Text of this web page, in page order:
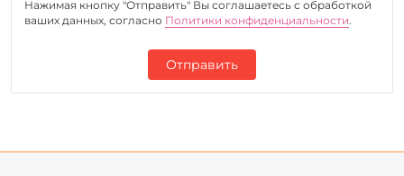
Нажимая кнопку "Отправить" Вы соглашаетесь c обработкой
ваших данных, согласно Политики конфиденциальности.
Отправить